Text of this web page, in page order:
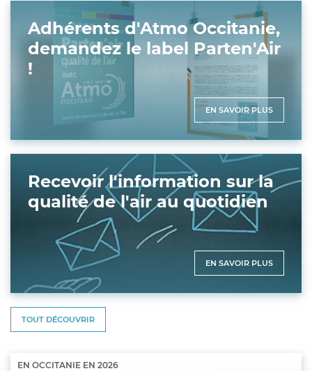
Adhérents d'Atmo Occitanie,
demandez le label Parten'Air
!
EN SAVOIR PLUS
Recevoir l'information sur la
qualité de l'air au quotidien
EN SAVOIR PLUS
TOUT DÉCOUVRIR
EN OCCITANIE EN 2026